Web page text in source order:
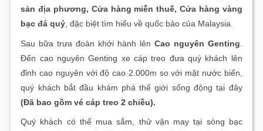
sản địa phương, Cửa hàng miễn thuế, Cửa hàng vàng
bạc đá quý , đặc biệt tìm hiểu về quốc bảo của Malaysia.
Sau bữa trưa đoàn khởi hành lên Cao nguyên Genting
Đến cao nguyên Genting xe cáp treo đưa quý khách lên
đỉnh cao nguyên với độ cao 2.000m so với mặt nước biển,
quý khách bắt đầu khám phá thế giới sống động tại đây
(Đã bao gồm vé cáp treo 2 chiều).
Quý khách có thể mua sắm, thử vận may tại sòng bạc